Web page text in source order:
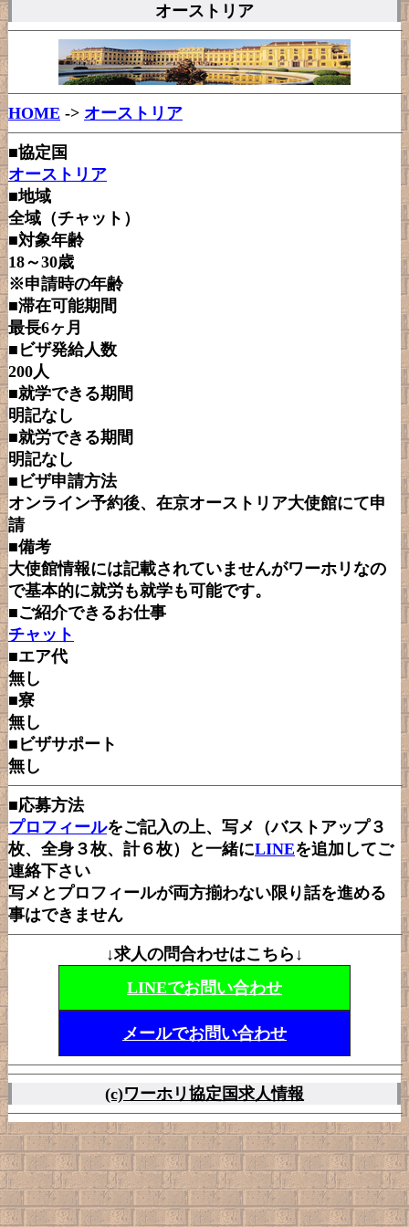
オーストリア
HOME -> オーストリア
■協定国
オーストリア
■地域
全域（チャット）
■対象年齢
18～30歳
※申請時の年齢
■滞在可能期間
最長6ヶ月
■ビザ発給人数
200人
■就学できる期間
明記なし
■就労できる期間
明記なし
■ビザ申請方法
オンライン予約後、在京オーストリア大使館にて申
請
■備考
大使館情報には記載されていませんがワーホリなの
で基本的に就労も就学も可能です。
■ご紹介できるお仕事
チャット
■エア代
無し
■寮
無し
■ビザサポート
無し
■応募方法
プロフィールをご記入の上、写メ（バストアップ３
枚、全身３枚、計６枚）と一緒にLINEを追加してご
連絡下さい
写メとプロフィールが両方揃わない限り話を進める
事はできません
↓求人の問合わせはこちら↓
LINEでお問い合わせ
メールでお問い合わせ
(c)ワーホリ協定国求人情報